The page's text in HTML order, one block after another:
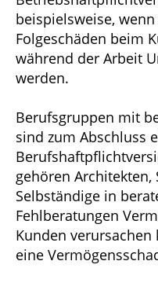
beispielsweise,
Folgeschäden beim
während der Arbeit
werden.
Berufsgruppen mit
sind zum Abschluss
gehören Architekten,
Selbständige in
Fehlberatungen
Kunden
eine